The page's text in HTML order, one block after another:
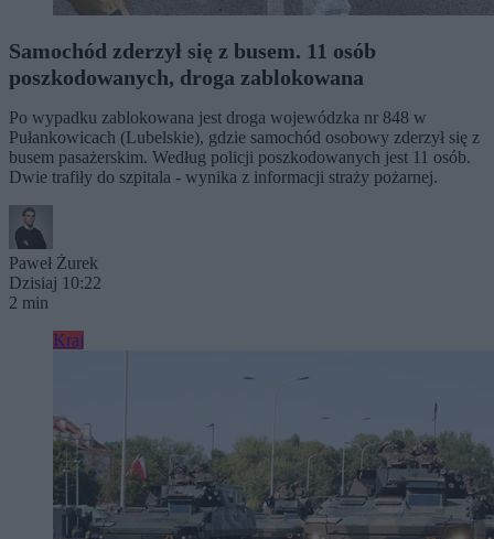
Samochód zderzył się z busem. 11 osób
poszkodowanych, droga zablokowana
Po wypadku zablokowana jest droga wojewódzka nr 848 w
Pułankowicach (Lubelskie), gdzie samochód osobowy zderzył się z
busem pasażerskim. Według policji poszkodowanych jest 11 osób.
Dwie trafiły do szpitala - wynika z informacji straży pożarnej.
Paweł Żurek
Dzisiaj 10:22
2 min
Kraj